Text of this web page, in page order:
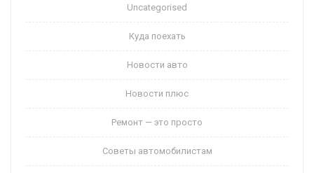
Uncategorised
Куда поехать
Новости авто
Новости плюс
Ремонт — это просто
Советы автомобилистам